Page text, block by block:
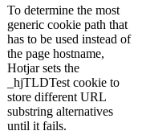
To determine the most
generic cookie path that
has to be used instead of
the page hostname,
Hotjar sets the
_hjTLDTest cookie to
store different URL
substring alternatives
until it fails.